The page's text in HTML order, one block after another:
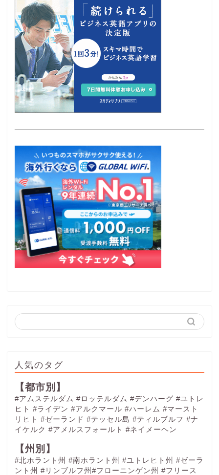
人気のタグ
【都市別】
#アムステルダム #ロッテルダム #デンハーグ #ユトレ
ヒト #ライデン #アルクマール #ハーレム #マースト
リヒト #ゼーランド #テッセル島 #ティルブルフ #ナ
イケルク #アメルスフォールト #ネイメーヘン
【州別】
#北ホラント州 #南ホラント州 #ユトレヒト州 #ゼーラ
ント州 #リンブルフ州#フローニンゲン州 #フリース